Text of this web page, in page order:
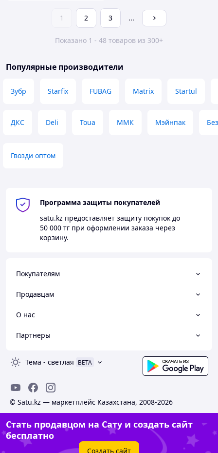
1 2 3 ...
Показано 1 - 48 товаров из 300+
Популярные производители
Зубр Starfix FUBAG Matrix Startul
ДКС Deli Toua ММК Мэйнпак
Гвозди оптом
Программа защиты покупателей
satu.kz предоставляет защиту покупок до
50 000 тг при оформлении заказа через
корзину.
Покупателям
Продавцам
О нас
Партнеры
Тема - светлая BETA
© Satu.kz — маркетплейс Казахстана, 2008-2026
Стать продавцом на Сату и создать сайт
бесплатно
Создать сайт